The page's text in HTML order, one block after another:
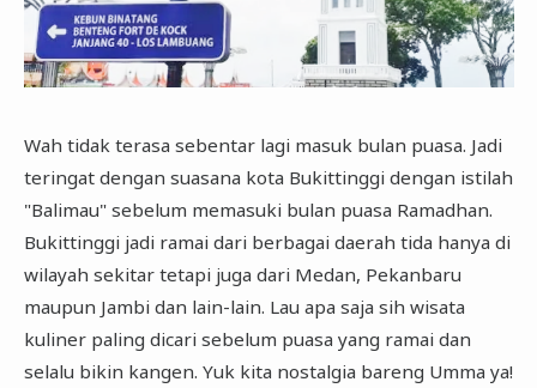
Wah tidak terasa sebentar lagi masuk bulan puasa. Jadi
teringat dengan suasana kota Bukittinggi dengan istilah
"Balimau" sebelum memasuki bulan puasa Ramadhan.
Bukittinggi jadi ramai dari berbagai daerah tida hanya di
wilayah sekitar tetapi juga dari Medan, Pekanbaru
maupun Jambi dan lain-lain. Lau apa saja sih wisata
kuliner paling dicari sebelum puasa yang ramai dan
selalu bikin kangen. Yuk kita nostalgia bareng Umma ya!